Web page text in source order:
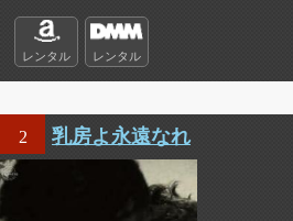
レンタル レンタル
2 乳房よ永遠なれ